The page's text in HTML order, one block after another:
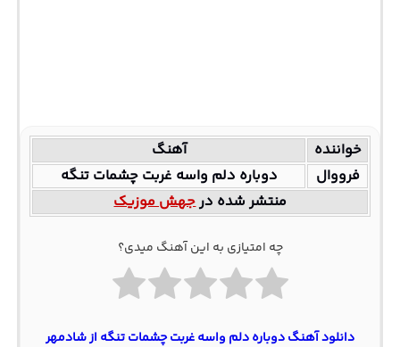
خواننده
آهنگ
فرووال
دوباره دلم واسه غربت چشمات تنگه
منتشر شده درجهش موزیک
چه امتیازی به این آهنگ میدی؟
دانلود آهنگ دوباره دلم واسه غربت چشمات تنگه از شادمهر